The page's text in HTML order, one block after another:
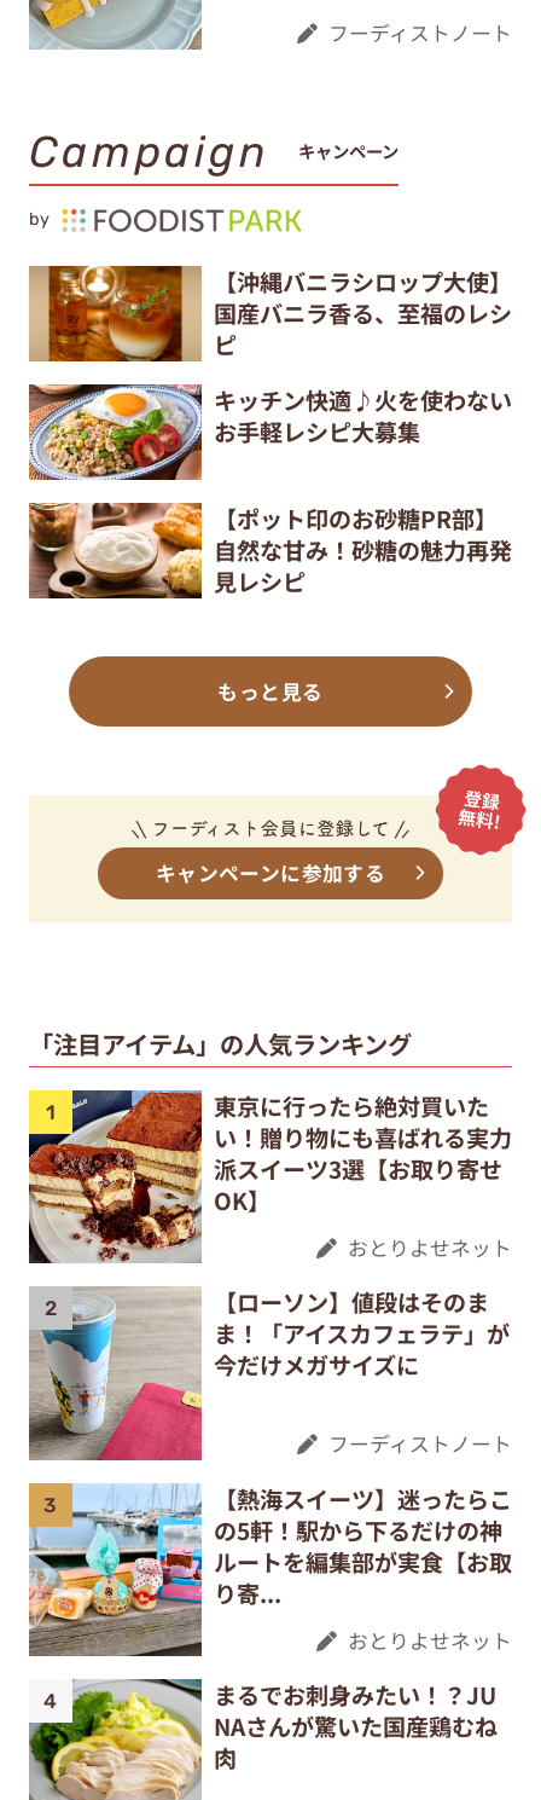
フーディストノート
Campaign キャンペーン
by
【沖縄バニラシロップ大使】
国産バニラ香る、至福のレシ
ピ
キッチン快適♪火を使わない
お手軽レシピ大募集
【ポット印のお砂糖PR部】
自然な甘み！砂糖の魅力再発
見レシピ
もっと見る
キャンペーンに参加する
「注目アイテム」の人気ランキング
東京に行ったら絶対買いた
い！贈り物にも喜ばれる実力
派スイーツ3選【お取り寄せ
OK】
おとりよせネット
【ローソン】値段はそのま
ま！「アイスカフェラテ」が
今だけメガサイズに
フーディストノート
【熱海スイーツ】迷ったらこ
の5軒！駅から下るだけの神
ルートを編集部が実食【お取
り寄...
おとりよせネット
まるでお刺身みたい！？JU
NAさんが驚いた国産鶏むね
肉